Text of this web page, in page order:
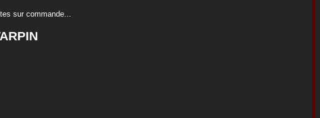
sur commande...